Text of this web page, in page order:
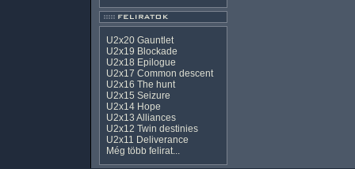
U2x20 Gauntlet
U2x19 Blockade
U2x18 Epilogue
U2x17 Common descent
U2x16 The hunt
U2x15 Seizure
U2x14 Hope
U2x13 Alliances
U2x12 Twin destinies
U2x11 Deliverance
Még több felirat...